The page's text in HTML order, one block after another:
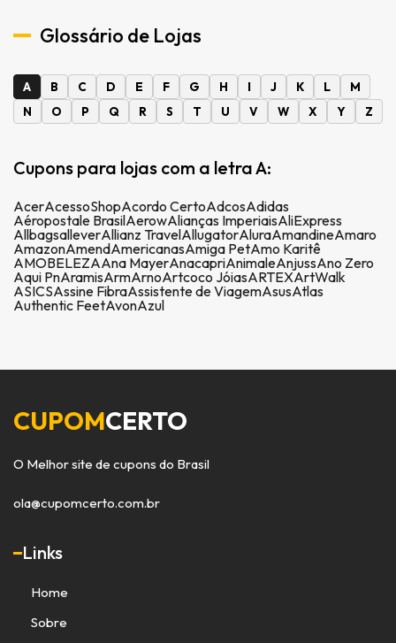
Glossário de Lojas
A B C D E F G H I J K L
M
N
O P Q R S T U V W X Y Z
Cupons para lojas com a letra A:
AcerAcessoShopAcordo CertoAdcosAdidas
Aéropostale BrasilAerowAlianças ImperiaisAliExpress
AllbagsalleverAllianz TravelAllugatorAluraAmandineAmaro
AmazonAmendAmericanasAmiga PetAmo Karitê
AMOBELEZAAna MayerAnacapriAnimaleAnjussAno Zero
Aqui PnAramisArmArnoArtcoco JóiasARTEXArtWalk
ASICSAssine FibraAssistente de ViagemAsusAtlas
Authentic FeetAvonAzul
CUPOMCERTO
O Melhor site de cupons do Brasil
ola@cupomcerto.com.br
Links
Home
Sobre